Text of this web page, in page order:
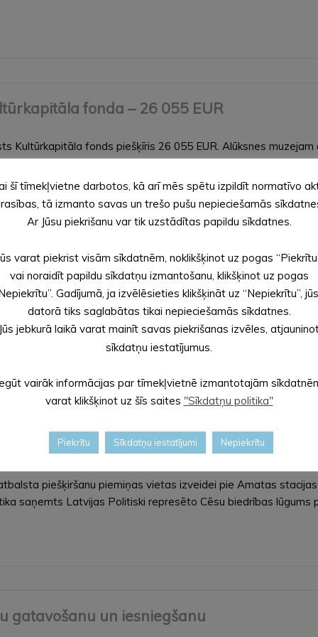
fonda – 26 055 EUR
Kultūrkapitāla fonds piešķīris 26 055 EUR. Alūksnes
pils Fortepiano istabas austrumu sienas dekoratīvās apdares
bērnudārzā “Saulīte”
rīkojumu, no 1. līdz 14. martam būs pārtraukti audzēkņu
19 un kontaktpersonu skaitu iestādē un Slimību profilakses
izveidi pie Amatas stacijas uz Sibīriju
piešķiršanu piemiņas vietas izveidei pie Amatas
saņemts Latvijas Politiski represēto Cēsu biedrības lūgums
gatavošanu un iesniegšanu
šī tīmekļvietne darbotos, kā arī mēs spētu izpildīt normatīvo
tā izmanto savas un trešo pušu nepieciešamās
Ar Jūsu piekrišanu var tik uzstādītas papildu sīkdatnes.
varat piekrist visām sīkdatnēm, noklikšķinot uz pogas
vai noraidīt papildu sīkdatņu izmantošanu, klikšķinot uz pogas
Gadījumā, ja izvēlēsieties klikšķināt uz “Nepiekrītu”,
datorā tiks saglabātas tikai nepieciešamās sīkdatnes.
Jūs jebkurā laikā varat mainīt savas piekrišanas izvēles,
sīkdatņu iestatījumus.
vairāk informācijas par tīmekļvietnē izmantotajām
varat klikšķinot uz šīs saites "Sīkdatņu politika"
Piekrītu Sīkdatņu iestatījumi Nepiekrītu